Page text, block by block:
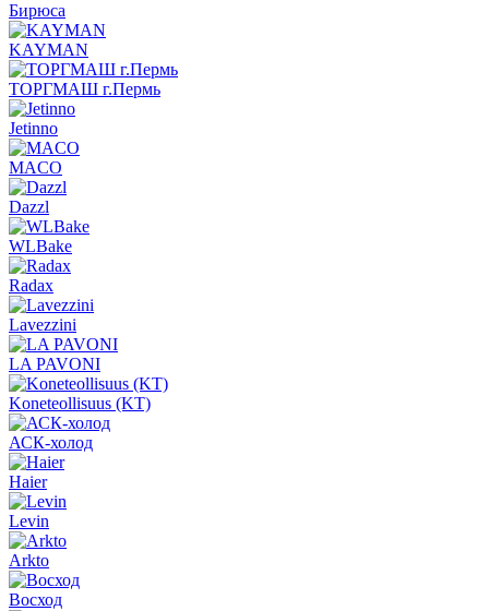
Бирюса
KAYMAN
ТОРГМАШ г.Пермь
Jetinno
MACO
Dazzl
WLBake
Radax
Lavezzini
LA PAVONI
Koneteollisuus (KT)
АСК-холод
Haier
Levin
Arkto
Восход